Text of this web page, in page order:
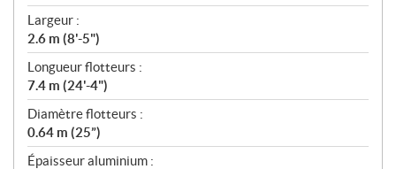
Largeur :
2.6 m (8'-5")
Longueur flotteurs :
7.4 m (24'-4")
Diamètre flotteurs :
0.64 m (25”)
Épaisseur aluminium :